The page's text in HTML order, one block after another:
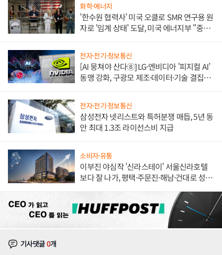
화학·에너지
'한수원 협력사' 미국 오클로 SMR 연구용 원
자로 '임계 상태' 도달, 미국 에너지부 "중요
전자·전기·정보통신
[AI 뭉쳐야 산다⑧] LG·엔비디아 '피지컬 AI'
동맹 강화, 구광모 제조·데이터·기술 결집
전자·전기·정보통신
삼성전자 넷리스트와 특허분쟁 매듭, 5년 동
안 최대 1.3조 라이선스비 지급
소비자·유통
이부진 야심작 '신라스테이' 서울신라호텔
보다 잘 나가, 평택·주문진·해남·건대로 성
기사댓글0개